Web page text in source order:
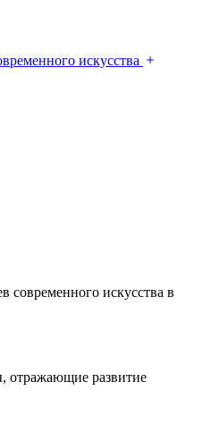
современного искусства в
отражающие развитие